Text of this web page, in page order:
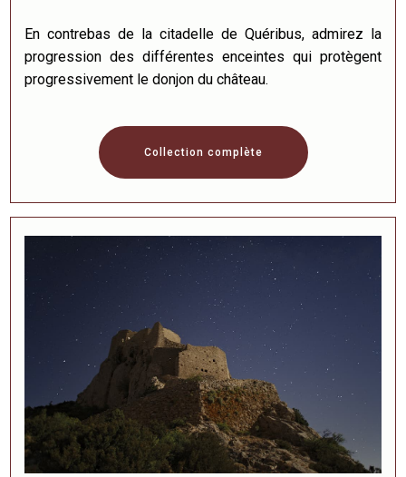
En contrebas de la citadelle de Quéribus, admirez la
progression des différentes enceintes qui protègent
progressivement le donjon du château.
Collection complète